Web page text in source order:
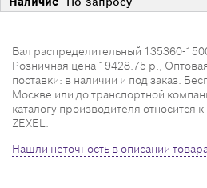
Вал распределительный 135360-
Розничная цена 19428.75 р.,
поставки: в наличии и под заказ.
Москве или до транспортной
каталогу производителя относится
ZEXEL.
Нашли неточность в описании